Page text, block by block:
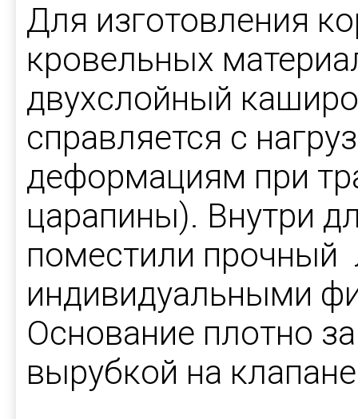
Для изготовления
кровельных
двухслойный
справляется с
деформациям при
царапины). Внутри
поместили
индивидуальными
Основание плотно
вырубкой на